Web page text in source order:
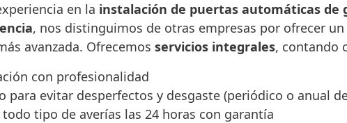
en la instalación de puertas automáticas de
, nos distinguimos de otras empresas por ofrecer
avanzada. Ofrecemos servicios integrales, contando
con profesionalidad
evitar desperfectos y desgaste (periódico o anual
tipo de averías las 24 horas con garantía